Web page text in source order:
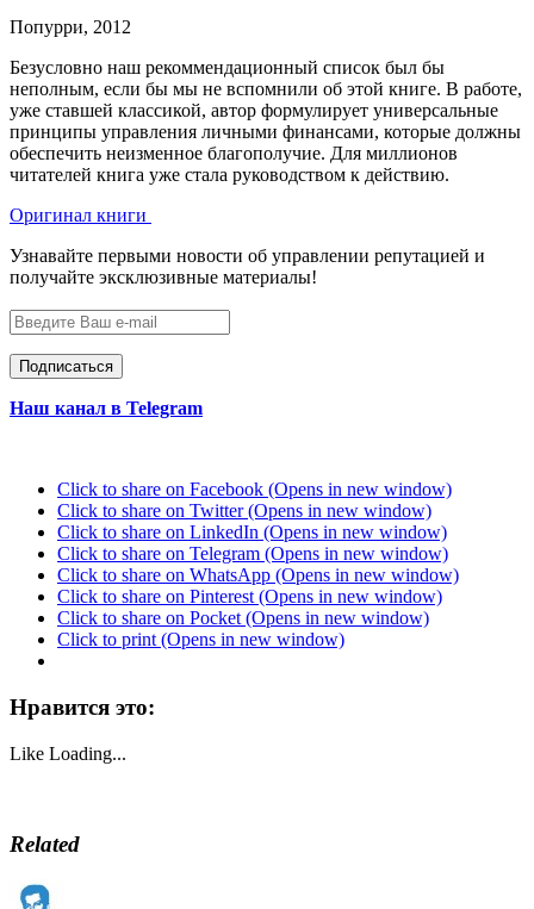
Попурри, 2012
Безусловно наш рекоммендационный список был бы
неполным, если бы мы не вспомнили об этой книге. В работе,
уже ставшей классикой, автор формулирует универсальные
принципы управления личными финансами, которые должны
обеспечить неизменное благополучие. Для миллионов
читателей книга уже стала руководством к действию.
Оригинал книги
Узнавайте первыми новости об управлении репутацией и
получайте эксклюзивные материалы!
Наш канал в Telegram
Click to share on Facebook (Opens in new window)
Click to share on Twitter (Opens in new window)
Click to share on LinkedIn (Opens in new window)
Click to share on Telegram (Opens in new window)
Click to share on WhatsApp (Opens in new window)
Click to share on Pinterest (Opens in new window)
Click to share on Pocket (Opens in new window)
Click to print (Opens in new window)
Нравится это:
Like Loading...
Related